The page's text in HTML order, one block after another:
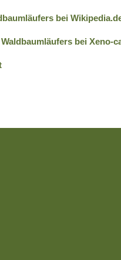
bei
bei Xeno-